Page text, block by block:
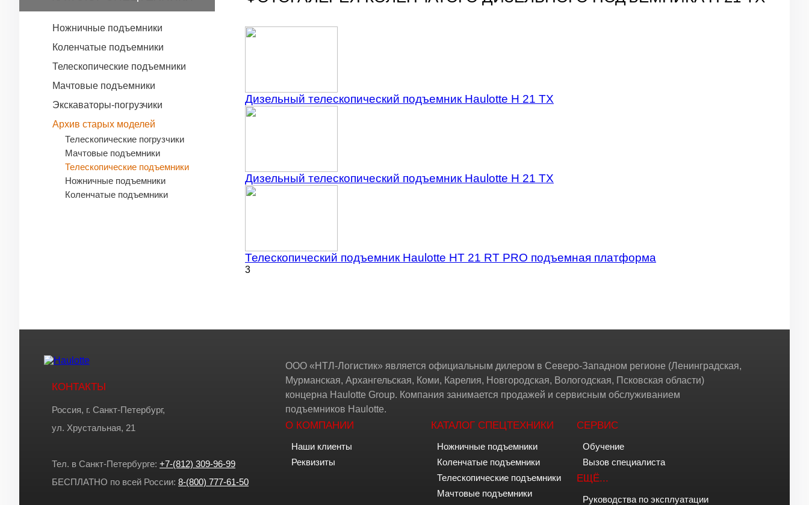
Ножничные подъемники
Коленчатые подъемники
Телескопические подъемники
Мачтовые подъемники
Экскаваторы-погрузчики
Архив старых моделей
Телескопические погрузчики
Мачтовые подъемники
Телескопические подъемники
Ножничные подъемники
Коленчатые подъемники
Дизельный телескопический подъемник Haulotte H 21 TX
Дизельный телескопический подъемник Haulotte H 21 TX
Телескопический подъемник Haulotte HT 21 RT PRO подъемная платформа
3
КОНТАКТЫ
Россия, г. Санкт-Петербург,
ул. Хрустальная, 21
Тел. в Санкт-Петербурге: +7-(812) 309-96-99
БЕСПЛАТНО по всей России: 8-(800) 777-61-50
ООО «НТЛ-Логистик» является официальным дилером в Северо-Западном регионе (Ленинградская,
Мурманская, Архангельская, Коми, Карелия, Новгородская, Вологодская, Псковская области)
концерна Haulotte Group. Компания занимается продажей и сервисным обслуживанием
подъемников Haulotte.
О КОМПАНИИ
Наши клиенты
Реквизиты
КАТАЛОГ СПЕЦТЕХНИКИ
Ножничные подъемники
Коленчатые подъемники
Телескопические подъемники
Мачтовые подъемники
СЕРВИС
Обучение
Вызов специалиста
ЕЩЁ...
Руководства по эксплуатации